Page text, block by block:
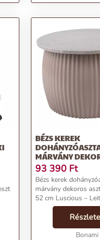
BÉZS KEREK
MÁRVÁNY
ASZTALLAPPAL Ø
LUSCIOUS –
93 390 Ft
Bézs kerek
márvány dekoros
52 cm
Bonami